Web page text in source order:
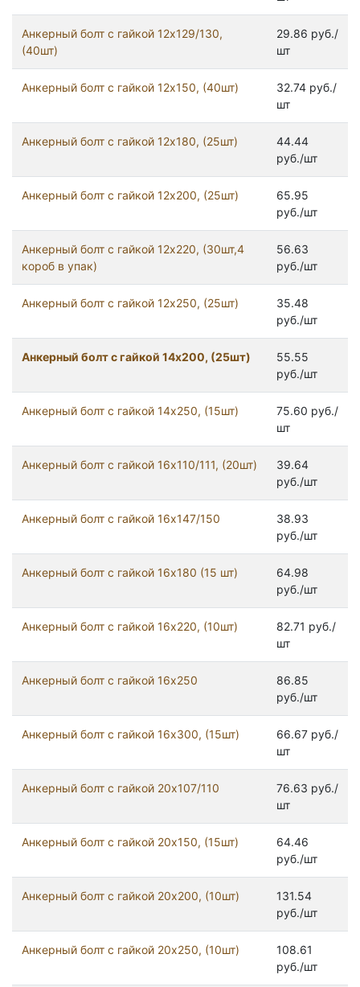
Анкерный болт с гайкой 12x129/130,
(40шт)
29.86 руб./
шт
Анкерный болт с гайкой 12x150, (40шт)
32.74 руб./
шт
Анкерный болт с гайкой 12x180, (25шт)
44.44
руб./шт
Анкерный болт с гайкой 12x200, (25шт)
65.95
руб./шт
Анкерный болт с гайкой 12x220, (30шт,4
короб в упак)
56.63
руб./шт
Анкерный болт с гайкой 12x250, (25шт)
35.48
руб./шт
Анкерный болт с гайкой 14x200, (25шт)
55.55
руб./шт
Анкерный болт с гайкой 14x250, (15шт)
75.60 руб./
шт
Анкерный болт с гайкой 16x110/111, (20шт)
39.64
руб./шт
Анкерный болт с гайкой 16x147/150
38.93
руб./шт
Анкерный болт с гайкой 16x180 (15 шт)
64.98
руб./шт
Анкерный болт с гайкой 16x220, (10шт)
82.71 руб./
шт
Анкерный болт с гайкой 16x250
86.85
руб./шт
Анкерный болт с гайкой 16x300, (15шт)
66.67 руб./
шт
Анкерный болт с гайкой 20x107/110
76.63 руб./
шт
Анкерный болт с гайкой 20x150, (15шт)
64.46
руб./шт
Анкерный болт с гайкой 20x200, (10шт)
131.54
руб./шт
Анкерный болт с гайкой 20x250, (10шт)
108.61
руб./шт